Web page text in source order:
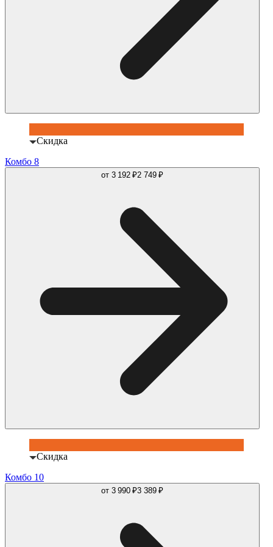
Скидка
Комбо 8
от 3 192 ₽2 749 ₽
Скидка
Комбо 10
от 3 990 ₽3 389 ₽